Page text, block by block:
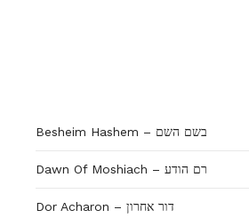
Besheim Hashem – בשם השם
Dawn Of Moshiach – רם הודע
Dor Acharon – דור אחרון